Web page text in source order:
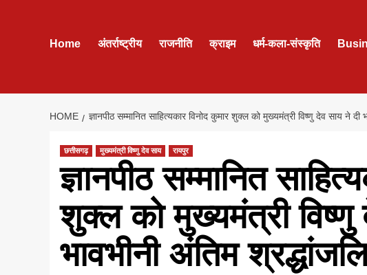
Home अंतर्राष्ट्रीय राजनीति क्राइम धर्म-कला-संस्कृति
HOME ज्ञानपीठ सम्मानित साहित्यकार विनोद कुमार शुक्ल को मुख्यमंत्री विष्णु देव साय ने दी
छत्तीसगढ़ मुख्यमंत्री विष्णु देव साय रायपुर
ज्ञानपीठ सम्मानित
शुक्ल को मुख्यमंत्री विष्णु
भावभीनी अंतिम